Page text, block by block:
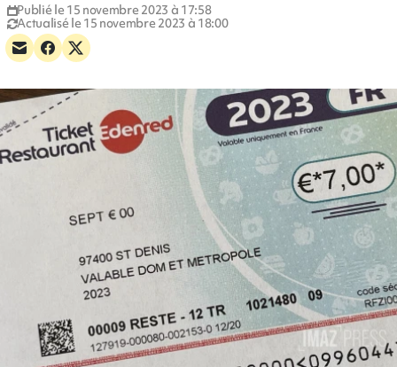
Publié le 15 novembre 2023 à 17:58
Actualisé le 15 novembre 2023 à 18:00